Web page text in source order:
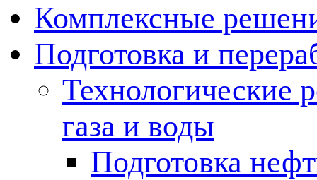
Комплексные
Подготовка и
Технологические
газа и воды
Подготовка